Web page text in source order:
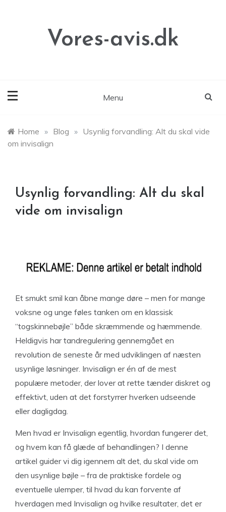
Vores-avis.dk
Menu
Home » Blog » Usynlig forvandling: Alt du skal vide
om invisalign
Usynlig forvandling: Alt du skal
vide om invisalign
Et smukt smil kan åbne mange døre – men for mange
voksne og unge føles tanken om en klassisk
“togskinnebøjle” både skræmmende og hæmmende.
Heldigvis har tandregulering gennemgået en
revolution de seneste år med udviklingen af næsten
usynlige løsninger. Invisalign er én af de mest
populære metoder, der lover at rette tænder diskret og
effektivt, uden at det forstyrrer hverken udseende
eller dagligdag.
Men hvad er Invisalign egentlig, hvordan fungerer det,
og hvem kan få glæde af behandlingen? I denne
artikel guider vi dig igennem alt det, du skal vide om
den usynlige bøjle – fra de praktiske fordele og
eventuelle ulemper, til hvad du kan forvente af
hverdagen med Invisalign og hvilke resultater, det er